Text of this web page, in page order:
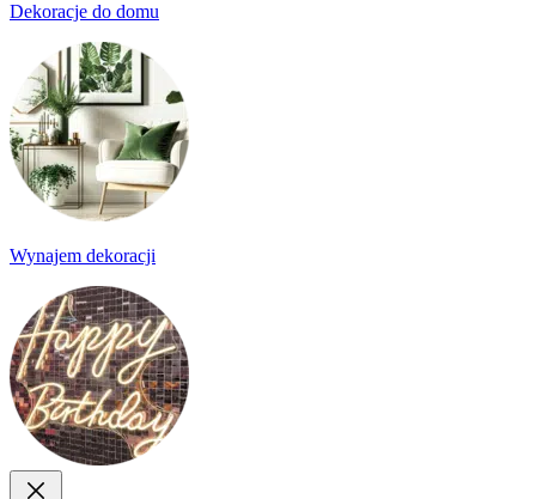
Dekoracje do domu
Wynajem dekoracji